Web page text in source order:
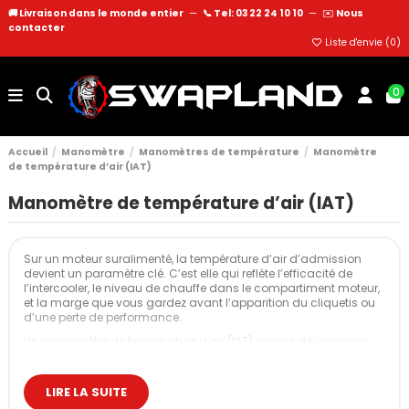
🚚 Livraison dans le monde entier — 📞 Tel: 03 22 24 10 10 — ✉️ Nous
contacter
Liste d'envie (0)
0
Accueil Manomètre Manomètres de température
Manomètre
de température d’air (IAT)
Manomètre de température d’air (IAT)
Sur un moteur suralimenté, la température d’air d’admission
devient un paramètre clé. C’est elle qui reflète l’efficacité de
l’intercooler, le niveau de chauffe dans le compartiment moteur,
et la marge que vous gardez avant l’apparition du cliquetis ou
d’une perte de performance.
Un manomètre de température d’air (IAT) permet de visualiser
de drift ou sur un relais de piste, et vous pouvez adapter votre
stratégie ou faire évoluer la préparation moteur en conséquence.
LIRE LA SUITE